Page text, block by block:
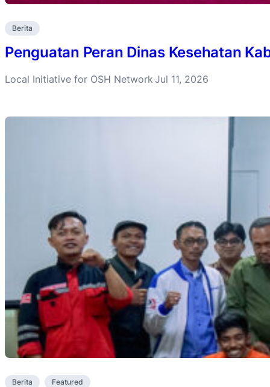
Berita
Penguatan Peran Dinas Kesehatan
Local Initiative for OSH Network·Jul 11, 2026
Berita Featured